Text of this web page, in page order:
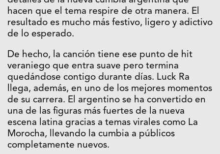
hacen que el tema respire de otra manera. El
resultado es mucho más festivo, ligero y adictivo
de lo esperado.
De hecho, la canción tiene ese punto de hit
veraniego que entra suave pero termina
quedándose contigo durante días. Luck Ra
llega, además, en uno de los mejores momentos
de su carrera. El argentino se ha convertido en
una de las figuras más fuertes de la nueva
escena latina gracias a temas virales como La
Morocha, llevando la cumbia a públicos
completamente nuevos.